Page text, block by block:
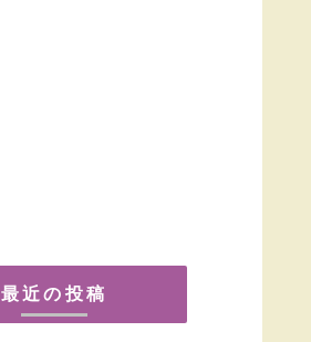
最近の投稿